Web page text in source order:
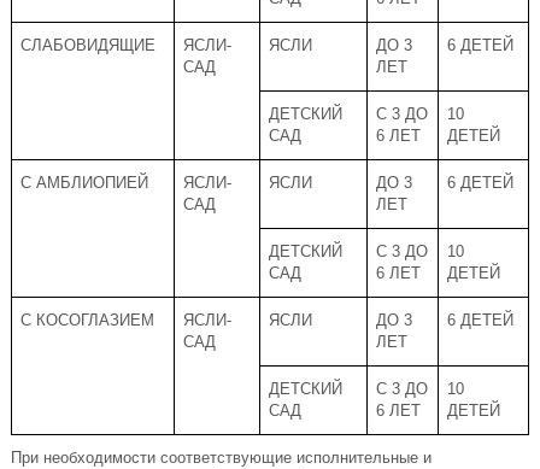
СЛАБОВИДЯЩИЕ
ЯСЛИ-
САД
ЯСЛИ
ДО 3
ЛЕТ
6 ДЕТЕЙ
ДЕТСКИЙ
САД
С 3 ДО
6 ЛЕТ
10
ДЕТЕЙ
С АМБЛИОПИЕЙ
ЯСЛИ-
САД
ЯСЛИ
ДО 3
ЛЕТ
6 ДЕТЕЙ
ДЕТСКИЙ
САД
С 3 ДО
6 ЛЕТ
10
ДЕТЕЙ
С КОСОГЛАЗИЕМ
ЯСЛИ-
САД
ЯСЛИ
ДО 3
ЛЕТ
6 ДЕТЕЙ
ДЕТСКИЙ
САД
С 3 ДО
6 ЛЕТ
10
ДЕТЕЙ
При необходимости соответствующие исполнительные и